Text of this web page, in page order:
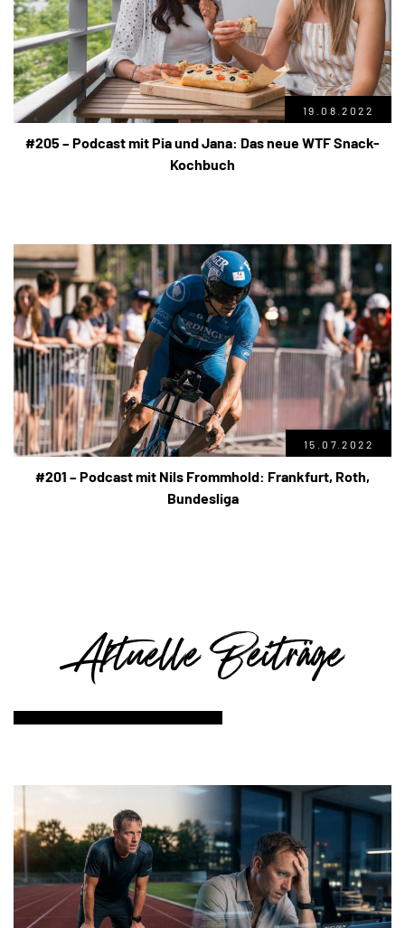
19.08.2022
#205 – Podcast mit Pia und Jana: Das neue WTF Snack-
Kochbuch
15.07.2022
#201 – Podcast mit Nils Frommhold: Frankfurt, Roth,
Bundesliga
Aktuelle Beiträge